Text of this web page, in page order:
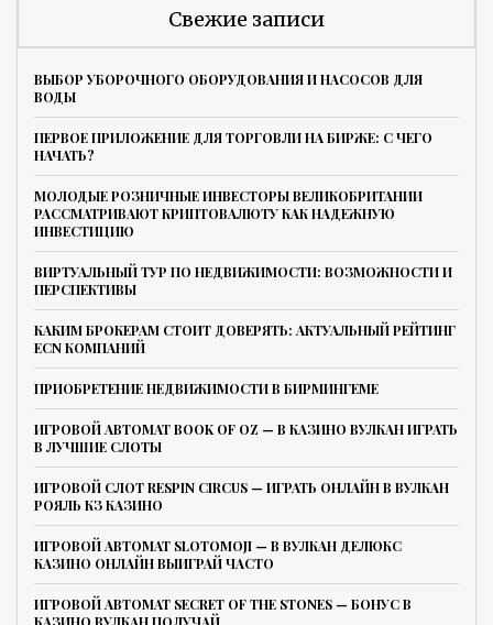
Свежие записи
ВЫБОР УБОРОЧНОГО ОБОРУДОВАНИЯ И НАСОСОВ ДЛЯ
ВОДЫ
ПЕРВОЕ ПРИЛОЖЕНИЕ ДЛЯ ТОРГОВЛИ НА БИРЖЕ: С ЧЕГО
НАЧАТЬ?
МОЛОДЫЕ РОЗНИЧНЫЕ ИНВЕСТОРЫ ВЕЛИКОБРИТАНИИ
РАССМАТРИВАЮТ КРИПТОВАЛЮТУ КАК НАДЕЖНУЮ
ИНВЕСТИЦИЮ
ВИРТУАЛЬНЫЙ ТУР ПО НЕДВИЖИМОСТИ: ВОЗМОЖНОСТИ И
ПЕРСПЕКТИВЫ
КАКИМ БРОКЕРАМ СТОИТ ДОВЕРЯТЬ: АКТУАЛЬНЫЙ РЕЙТИНГ
ECN КОМПАНИЙ
ПРИОБРЕТЕНИЕ НЕДВИЖИМОСТИ В БИРМИНГЕМЕ
ИГРОВОЙ АВТОМАТ BOOK OF OZ — В КАЗИНО ВУЛКАН ИГРАТЬ
В ЛУЧШИЕ СЛОТЫ
ИГРОВОЙ СЛОТ RESPIN CIRCUS — ИГРАТЬ ОНЛАЙН В ВУЛКАН
РОЯЛЬ КЗ КАЗИНО
ИГРОВОЙ АВТОМАТ SLOTOMOJI — В ВУЛКАН ДЕЛЮКС
КАЗИНО ОНЛАЙН ВЫИГРАЙ ЧАСТО
ИГРОВОЙ АВТОМАТ SECRET OF THE STONES — БОНУС В